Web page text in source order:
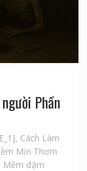
Phần
, Cách Làm
Mịn Thơm
Mềm đậm